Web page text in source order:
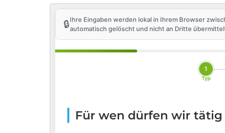
🔒Ihre Eingaben werden lokal in Ihrem Browser
automatisch gelöscht und nicht an Dritte
1
Typ
Für wen dürfen wir tätig